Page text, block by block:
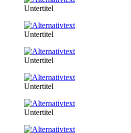
Untertitel
Untertitel
Untertitel
Untertitel
Untertitel